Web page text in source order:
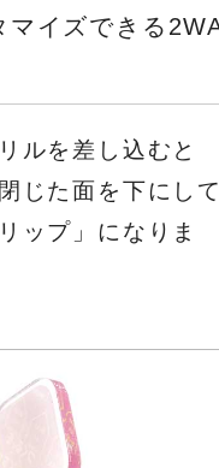
マイズできる
ルを差し込むと
じた面を下にし
ップ」になりま